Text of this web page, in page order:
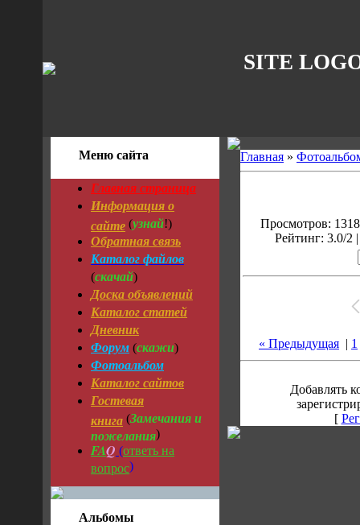
SITE
Меню сайта
Главная страница
Информация о
сайте (узнай!)
Обратная связь
Каталог файлов
(скачай)
Доска объявлений
Каталог статей
Дневник
Форум (скажи)
Фотоальбом
Каталог сайтов
Гостевая
книга (Замечания и
пожелания)
FAQ (ответь на
вопрос)
Альбомы
Главная »
Просмотров:
Рейтинг: 3.0/2
« Предыдущая | 1
Добавлять
[